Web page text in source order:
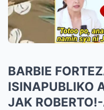
BARBIE
ISINAPUBLIKO
JAK